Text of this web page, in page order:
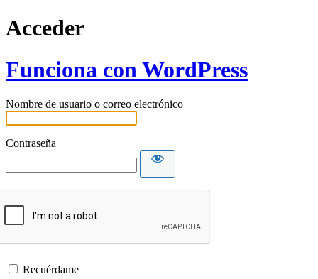
Acceder
Funciona con WordPress
Nombre de usuario o correo electrónico
Contraseña
Recuérdame